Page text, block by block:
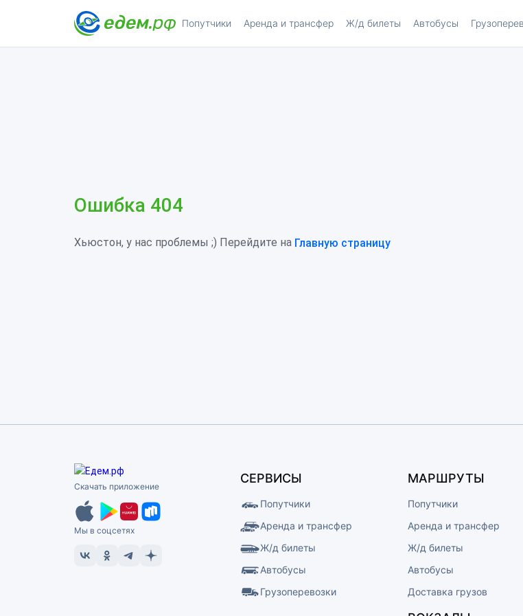
Попутчики Аренда и трансфер Ж/д билеты Автобусы
Ошибка 404
Хьюстон, у нас проблемы ;) Перейдите на Главную страницу
Скачать приложение
Мы в соцсетях
СЕРВИСЫ
Попутчики
Аренда и трансфер
Ж/д билеты
Автобусы
Грузоперевозки
МАРШРУТЫ
Попутчики
Аренда и трансфер
Ж/д билеты
Автобусы
Доставка грузов